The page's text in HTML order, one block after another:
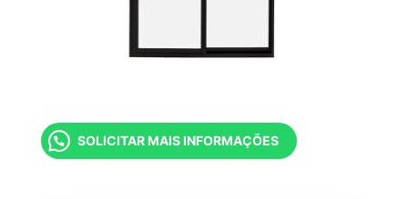
SOLICITAR MAIS INFORMAÇÕES